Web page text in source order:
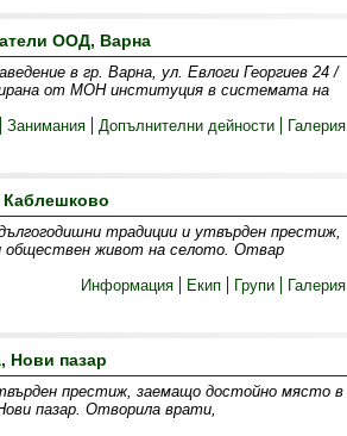
ООД, Варна
в гр. Варна, ул. Евлоги Георгиев 24 /
от МОН институция в системата на
Занимания Допълнителни дейности Галерия
Каблешково
традиции и утвърден престиж,
обществен живот на селото. Отвар
Информация
Екип Групи Галерия
Нови пазар
престиж, заемащо достойно място в
пазар. Отворила врати,